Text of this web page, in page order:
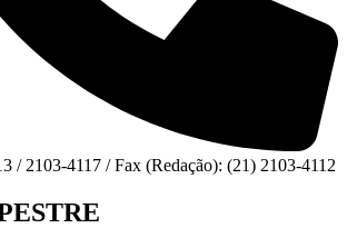
/ 2103-4117 / Fax (Redação): (21) 2103-4112